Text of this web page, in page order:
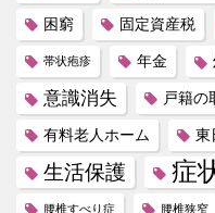
困窮 固定資産税
帯状疱疹 年金
意識消失
戸籍の
有料老人ホーム 東
生活保護 症
腰椎すべり症 腰椎狭窄